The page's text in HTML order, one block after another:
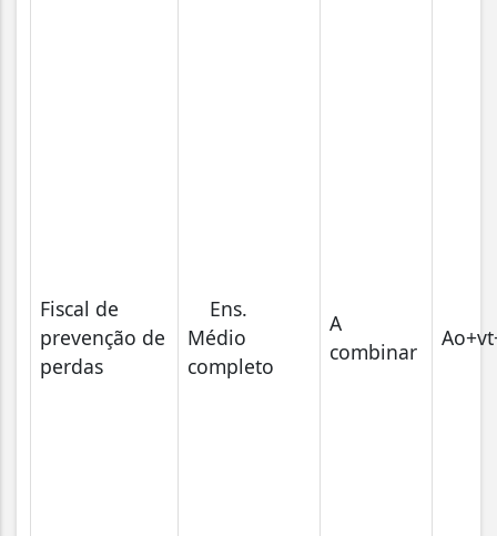
Fiscal de
prevenção de
perdas
Ens.
Médio
completo
A
combinar